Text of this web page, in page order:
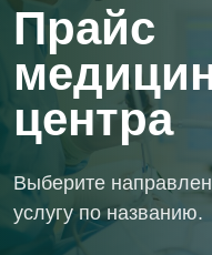
Прайс
центра
Выберите
услугу по названию.